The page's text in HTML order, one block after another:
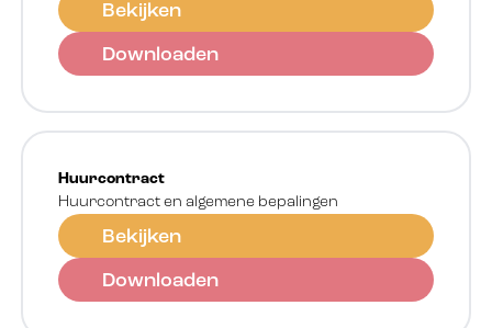
Bekijken
Downloaden
Huurcontract
Huurcontract en algemene bepalingen
Bekijken
Downloaden